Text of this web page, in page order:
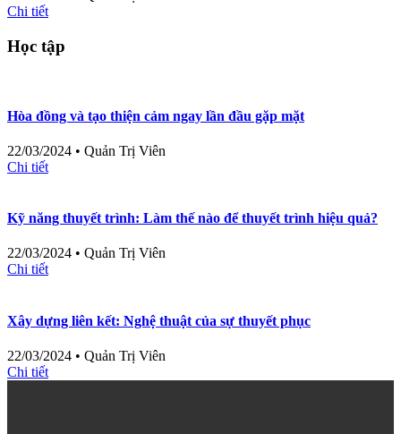
Chi tiết
Học tập
Hòa đồng và tạo thiện cảm ngay lần đầu gặp mặt
22/03/2024 • Quản Trị Viên
Chi tiết
Kỹ năng thuyết trình: Làm thế nào để thuyết trình hiệu quả?
22/03/2024 • Quản Trị Viên
Chi tiết
Xây dựng liên kết: Nghệ thuật của sự thuyết phục
22/03/2024 • Quản Trị Viên
Chi tiết